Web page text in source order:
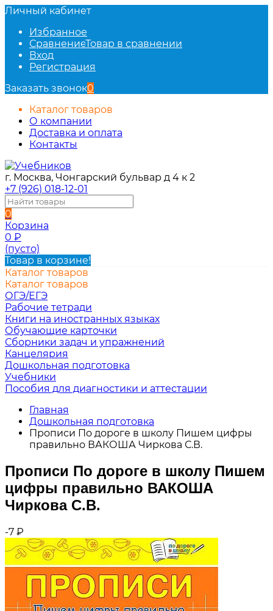
Личный кабинет
Избранное
СравнениеТовар в сравнении
Вход
Регистрация
Заказать звонок0
Каталог товаров
О компании
Доставка и оплата
Контакты
г. Москва, Чонгарский бульвар д 4 к 2
+7 (926) 018-12-01
0
Корзина
0 ₽
(пусто)
Товар в корзине!
Каталог товаров
Каталог товаров
ОГЭ/ЕГЭ
Рабочие тетради
Книги на иностранных языках
Обучающие карточки
Сборники задач и упражнений
Канцелярия
Дошкольная подготовка
Учебники
Пособия для диагностики и аттестации
Главная
Дошкольная подготовка
Прописи По дороге в школу Пишем цифры
правильно ВАКОША Чиркова С.В.
Прописи По дороге в школу Пишем
цифры правильно ВАКОША
Чиркова С.В.
-7 ₽